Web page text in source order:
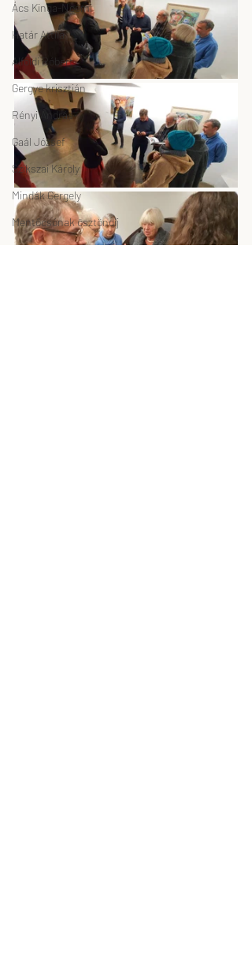
Ács Kinga-Noémi
Határ Attila
Alföldi Róbert
Gergye krisztián
Rényi András
Gaál József
Szikszai Károly
Mindák Gergely
Mentőcsónak ösztöndíj
El Kazovszkij